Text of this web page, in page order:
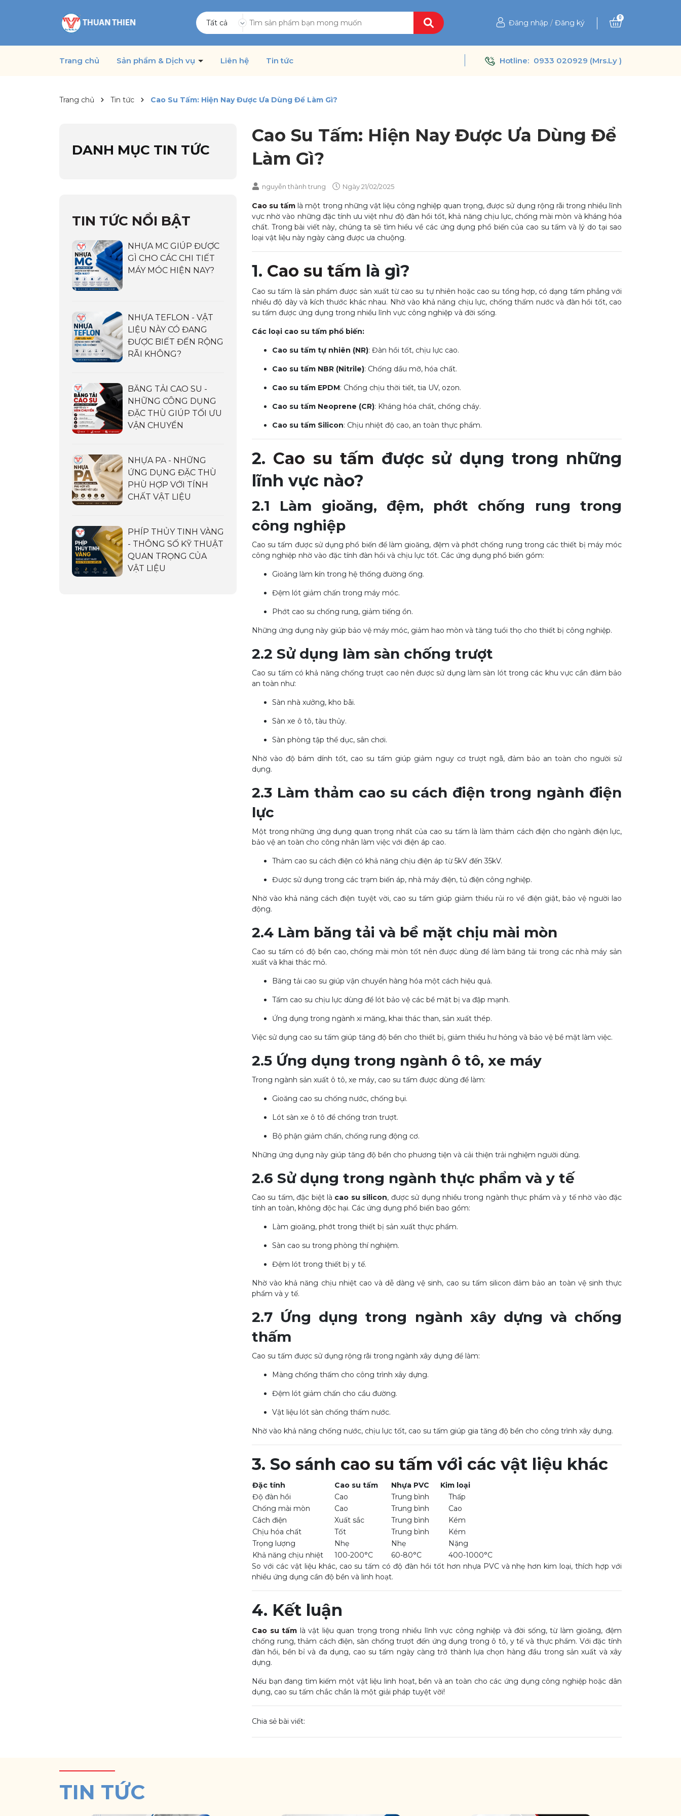
Tất cả Đăng nhập / Đăng ký
0
Trang chủ Sản phẩm & Dịch vụ Liên hệ Tin tức Hotline: 0933 020929 (Mrs.Ly )
Trang chủ Tin tức Cao Su Tấm: Hiện Nay Được Ưa Dùng Để Làm Gì?
Cao Su Tấm: Hiện Nay Được Ưa Dùng Để
Làm Gì?
nguyễn thành trung Ngày21/02/2025
Cao su tấm là một trong những vật liệu công nghiệp quan trọng, được sử dụng rộng rãi trong nhiều lĩnh
vực nhờ vào những đặc tính ưu việt như độ đàn hồi tốt, khả năng chịu lực, chống mài mòn và kháng hóa
chất. Trong bài viết này, chúng ta sẽ tìm hiểu về các ứng dụng phổ biến của cao su tấm và lý do tại sao
loại vật liệu này ngày càng được ưa chuộng.
1. Cao su tấm là gì?
Cao su tấm là sản phẩm được sản xuất từ cao su tự nhiên hoặc cao su tổng hợp, có dạng tấm phẳng với
nhiều độ dày và kích thước khác nhau. Nhờ vào khả năng chịu lực, chống thấm nước và đàn hồi tốt, cao
su tấm được ứng dụng trong nhiều lĩnh vực công nghiệp và đời sống.
Các loại cao su tấm phổ biến:
Cao su tấm tự nhiên (NR): Đàn hồi tốt, chịu lực cao.
Cao su tấm NBR (Nitrile): Chống dầu mỡ, hóa chất.
Cao su tấm EPDM: Chống chịu thời tiết, tia UV, ozon.
Cao su tấm Neoprene (CR): Kháng hóa chất, chống cháy.
Cao su tấm Silicon: Chịu nhiệt độ cao, an toàn thực phẩm.
2. Cao su tấm được sử dụng trong những
lĩnh vực nào?
2.1 Làm gioăng, đệm, phớt chống rung trong
công nghiệp
Cao su tấm được sử dụng phổ biến để làm gioăng, đệm và phớt chống rung trong các thiết bị máy móc
công nghiệp nhờ vào đặc tính đàn hồi và chịu lực tốt. Các ứng dụng phổ biến gồm:
Gioăng làm kín trong hệ thống đường ống.
Đệm lót giảm chấn trong máy móc.
Phớt cao su chống rung, giảm tiếng ồn.
Những ứng dụng này giúp bảo vệ máy móc, giảm hao mòn và tăng tuổi thọ cho thiết bị công nghiệp.
2.2 Sử dụng làm sàn chống trượt
Cao su tấm có khả năng chống trượt cao nên được sử dụng làm sàn lót trong các khu vực cần đảm bảo
an toàn như:
Sàn nhà xưởng, kho bãi.
Sàn xe ô tô, tàu thủy.
Sàn phòng tập thể dục, sân chơi.
Nhờ vào độ bám dính tốt, cao su tấm giúp giảm nguy cơ trượt ngã, đảm bảo an toàn cho người sử
dụng.
2.3 Làm thảm cao su cách điện trong ngành điện
lực
Một trong những ứng dụng quan trọng nhất của cao su tấm là làm thảm cách điện cho ngành điện lực,
bảo vệ an toàn cho công nhân làm việc với điện áp cao.
Thảm cao su cách điện có khả năng chịu điện áp từ 5kV đến 35kV.
Được sử dụng trong các trạm biến áp, nhà máy điện, tủ điện công nghiệp.
Nhờ vào khả năng cách điện tuyệt vời, cao su tấm giúp giảm thiểu rủi ro về điện giật, bảo vệ người lao
động.
2.4 Làm băng tải và bề mặt chịu mài mòn
Cao su tấm có độ bền cao, chống mài mòn tốt nên được dùng để làm băng tải trong các nhà máy sản
xuất và khai thác mỏ.
Băng tải cao su giúp vận chuyển hàng hóa một cách hiệu quả.
Tấm cao su chịu lực dùng để lót bảo vệ các bề mặt bị va đập mạnh.
Ứng dụng trong ngành xi măng, khai thác than, sản xuất thép.
Việc sử dụng cao su tấm giúp tăng độ bền cho thiết bị, giảm thiểu hư hỏng và bảo vệ bề mặt làm việc.
2.5 Ứng dụng trong ngành ô tô, xe máy
Trong ngành sản xuất ô tô, xe máy, cao su tấm được dùng để làm:
Gioăng cao su chống nước, chống bụi.
Lót sàn xe ô tô để chống trơn trượt.
Bộ phận giảm chấn, chống rung động cơ.
Những ứng dụng này giúp tăng độ bền cho phương tiện và cải thiện trải nghiệm người dùng.
2.6 Sử dụng trong ngành thực phẩm và y tế
Cao su tấm, đặc biệt là cao su silicon, được sử dụng nhiều trong ngành thực phẩm và y tế nhờ vào đặc
tính an toàn, không độc hại. Các ứng dụng phổ biến bao gồm:
Làm gioăng, phớt trong thiết bị sản xuất thực phẩm.
Sàn cao su trong phòng thí nghiệm.
Đệm lót trong thiết bị y tế.
Nhờ vào khả năng chịu nhiệt cao và dễ dàng vệ sinh, cao su tấm silicon đảm bảo an toàn vệ sinh thực
phẩm và y tế.
2.7 Ứng dụng trong ngành xây dựng và chống
thấm
Cao su tấm được sử dụng rộng rãi trong ngành xây dựng để làm:
Màng chống thấm cho công trình xây dựng.
Đệm lót giảm chấn cho cầu đường.
Vật liệu lót sàn chống thấm nước.
Nhờ vào khả năng chống nước, chịu lực tốt, cao su tấm giúp gia tăng độ bền cho công trình xây dựng.
3. So sánh cao su tấm với các vật liệu khác
Đặc tính Cao su tấm Nhựa PVC
Kim loại
Độ đàn hồi
Cao Trung bình
Thấp
Chống mài mòn
Cao Trung bình
Cao
Cách điện
Xuất sắc Trung bình
Kém
Chịu hóa chất
Tốt Trung bình
Kém
Trọng lượng
Nhẹ Nhẹ
Nặng
Khả năng chịu nhiệt
100-200°C 60-80°C
400-1000°C
So với các vật liệu khác, cao su tấm có độ đàn hồi tốt hơn nhựa PVC và nhẹ hơn kim loại, thích hợp với
nhiều ứng dụng cần độ bền và linh hoạt.
4. Kết luận
Cao su tấm là vật liệu quan trọng trong nhiều lĩnh vực công nghiệp và đời sống, từ làm gioăng, đệm
chống rung, thảm cách điện, sàn chống trượt đến ứng dụng trong ô tô, y tế và thực phẩm. Với đặc tính
đàn hồi, bền bỉ và đa dụng, cao su tấm ngày càng trở thành lựa chọn hàng đầu trong sản xuất và xây
dựng.
Nếu bạn đang tìm kiếm một vật liệu linh hoạt, bền và an toàn cho các ứng dụng công nghiệp hoặc dân
dụng, cao su tấm chắc chắn là một giải pháp tuyệt vời!
Chia sẻ bài viết:
DANH MỤC TIN TỨC
TIN TỨC NỔI BẬT
NHỰA MC GIÚP ĐƯỢC
GÌ CHO CÁC CHI TIẾT
MÁY MÓC HIỆN NAY?
NHỰA TEFLON - VẬT
LIỆU NÀY CÓ ĐANG
ĐƯỢC BIẾT ĐẾN RỘNG
RÃI KHÔNG?
BĂNG TẢI CAO SU -
NHỮNG CÔNG DỤNG
ĐẶC THÙ GIÚP TỐI ƯU
VẬN CHUYỂN
NHỰA PA - NHỮNG
ỨNG DỤNG ĐẶC THÙ
PHÙ HỢP VỚI TÍNH
CHẤT VẬT LIỆU
PHÍP THỦY TINH VÀNG
- THÔNG SỐ KỸ THUẬT
QUAN TRỌNG CỦA
VẬT LIỆU
TIN TỨC